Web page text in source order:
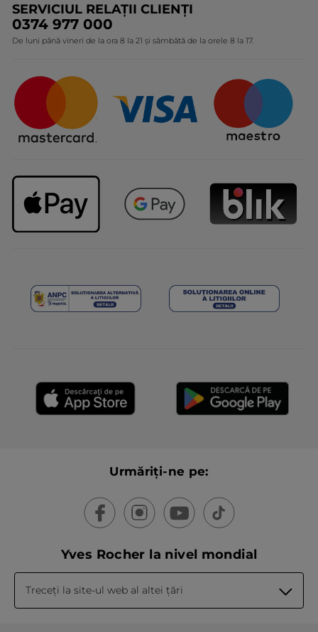
Politica de confidențialitate
Protecția Consumatorilor - A.N.P.C.
Expertiza noastră botanică
Angajamentele noastre
Întrebări frecvente
SERVICIUL RELAȚII CLIENȚI
0374 977 000
De luni până vineri de la ora 8 la 21 și sâmbătă de la orele 8 la 17.
Urmăriți-ne pe:
Yves Rocher la nivel mondial
Treceți la site-ul web al altei țări